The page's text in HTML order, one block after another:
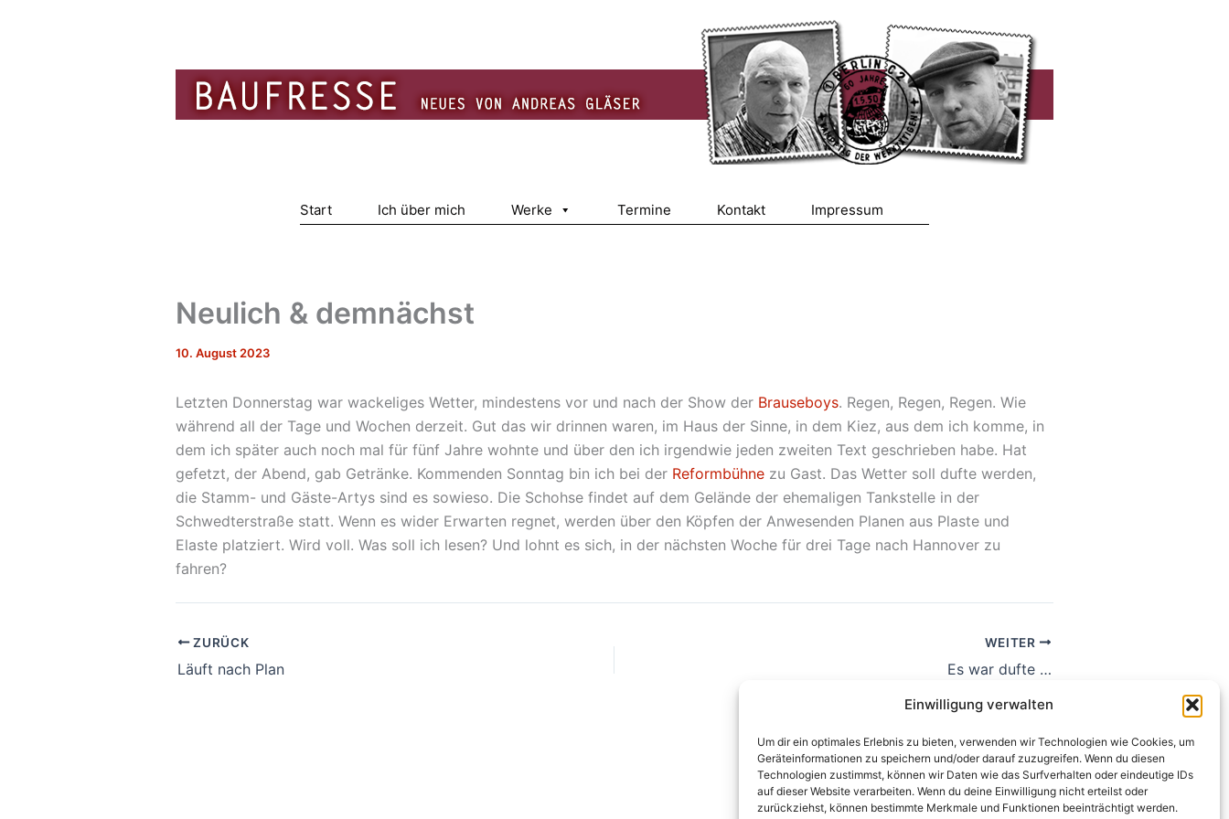
Einwilligung verwalten
Um dir ein optimales Erlebnis zu bieten, verwenden wir Technologien wie Cookies, um
Geräteinformationen zu speichern und/oder darauf zuzugreifen. Wenn du diesen
Technologien zustimmst, können wir Daten wie das Surfverhalten oder eindeutige IDs
auf dieser Website verarbeiten. Wenn du deine Einwilligung nicht erteilst oder
zurückziehst, können bestimmte Merkmale und Funktionen beeinträchtigt werden.
Start Ich über mich Werke Termine Kontakt Impressum
Neulich & demnächst
10. August 2023
Letzten Donnerstag war wackeliges Wetter, mindestens vor und nach der Show der Brauseboys. Regen, Regen, Regen. Wie
während all der Tage und Wochen derzeit. Gut das wir drinnen waren, im Haus der Sinne, in dem Kiez, aus dem ich komme, in
dem ich später auch noch mal für fünf Jahre wohnte und über den ich irgendwie jeden zweiten Text geschrieben habe. Hat
gefetzt, der Abend, gab Getränke. Kommenden Sonntag bin ich bei der Reformbühne zu Gast. Das Wetter soll dufte werden,
die Stamm- und Gäste-Artys sind es sowieso. Die Schohse findet auf dem Gelände der ehemaligen Tankstelle in der
Schwedterstraße statt. Wenn es wider Erwarten regnet, werden über den Köpfen der Anwesenden Planen aus Plaste und
Elaste platziert. Wird voll. Was soll ich lesen? Und lohnt es sich, in der nächsten Woche für drei Tage nach Hannover zu
fahren?
ZURÜCK
Läuft nach Plan
WEITER
Es war dufte …